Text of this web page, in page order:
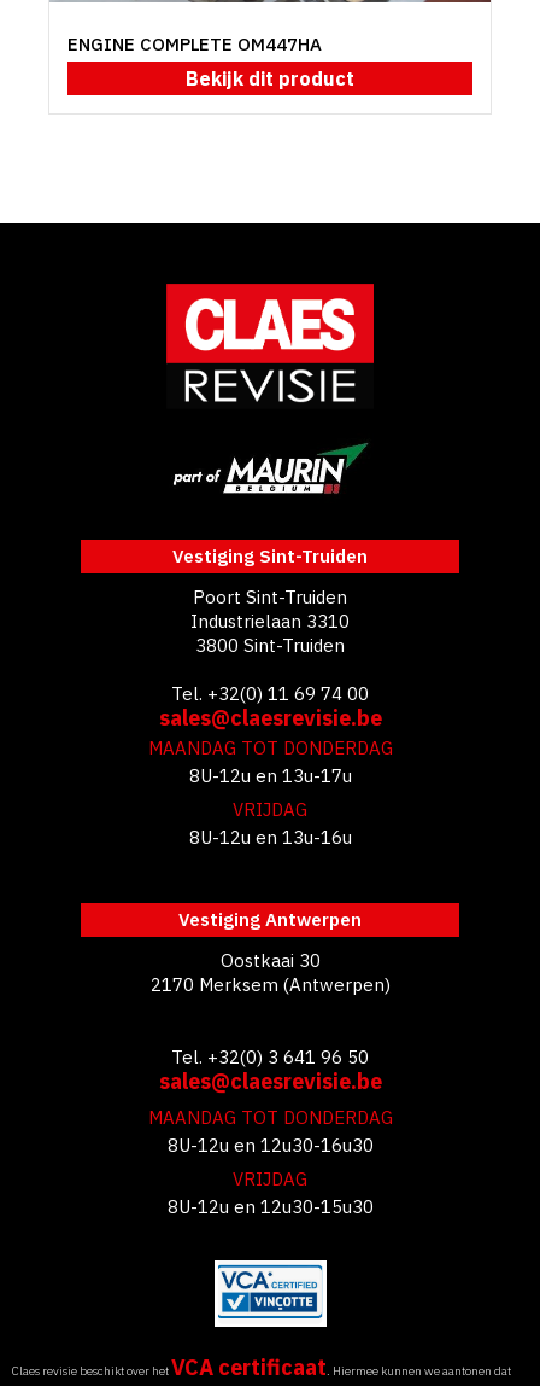
ENGINE COMPLETE OM447HA
Bekijk dit product
Vestiging Sint-Truiden
Poort Sint-Truiden
Industrielaan 3310
3800 Sint-Truiden
Tel. +32(0) 11 69 74 00
sales@claesrevisie.be
MAANDAG TOT DONDERDAG
8U-12u en 13u-17u
VRIJDAG
8U-12u en 13u-16u
Vestiging Antwerpen
Oostkaai 30
2170 Merksem (Antwerpen)
Tel. +32(0) 3 641 96 50
sales@claesrevisie.be
MAANDAG TOT DONDERDAG
8U-12u en 12u30-16u30
VRIJDAG
8U-12u en 12u30-15u30
Claes revisie beschikt over hetVCA certificaat. Hiermee kunnen we aantonen dat